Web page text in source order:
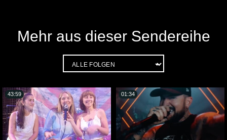
Mehr aus dieser Sendereihe
43:59 01:34